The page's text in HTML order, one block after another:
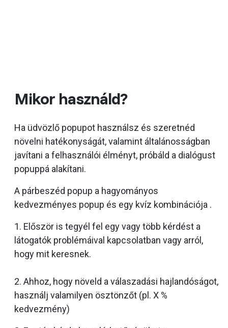
Mikor használd?
Ha üdvözlő popupot használsz és szeretnéd
növelni hatékonyságát, valamint általánosságban
javítani a felhasználói élményt, próbáld a dialógust
popuppá alakítani.
A párbeszéd popup a hagyományos
kedvezményes popup és egy kvíz kombinációja .
1. Először is tegyél fel egy vagy több kérdést a
látogatók problémáival kapcsolatban vagy arról,
hogy mit keresnek.
2. Ahhoz, hogy növeld a válaszadási hajlandóságot,
használj valamilyen ösztönzőt (pl. X %
kedvezmény)